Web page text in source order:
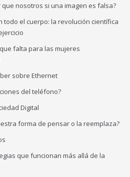
nosotros si una imagen es falsa?
todo el cuerpo: la revolución científica
falta para las mujeres
sobre Ethernet
del teléfono?
Digital
forma de pensar o la reemplaza?
que funcionan más allá de la